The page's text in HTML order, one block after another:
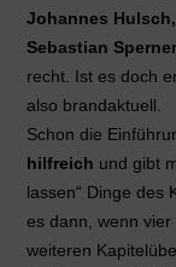
Johannes
Sebastian
recht. Ist es doch
also brandaktuell.
Schon die
hilfreich und gibt
lassen“ Dinge des
es dann, wenn
weiteren